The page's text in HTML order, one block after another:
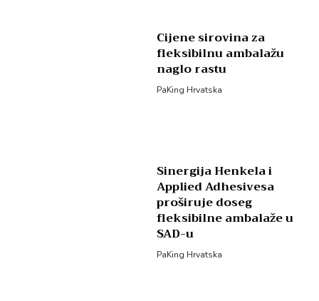
Cijene sirovina za
fleksibilnu ambalažu
naglo rastu
PaKing Hrvatska
Sinergija Henkela i
Applied Adhesivesa
proširuje doseg
fleksibilne ambalaže u
SAD-u
PaKing Hrvatska